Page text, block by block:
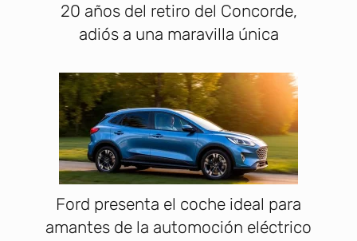
20 años del retiro del Concorde,
adiós a una maravilla única
Ford presenta el coche ideal para
amantes de la automoción eléctrico